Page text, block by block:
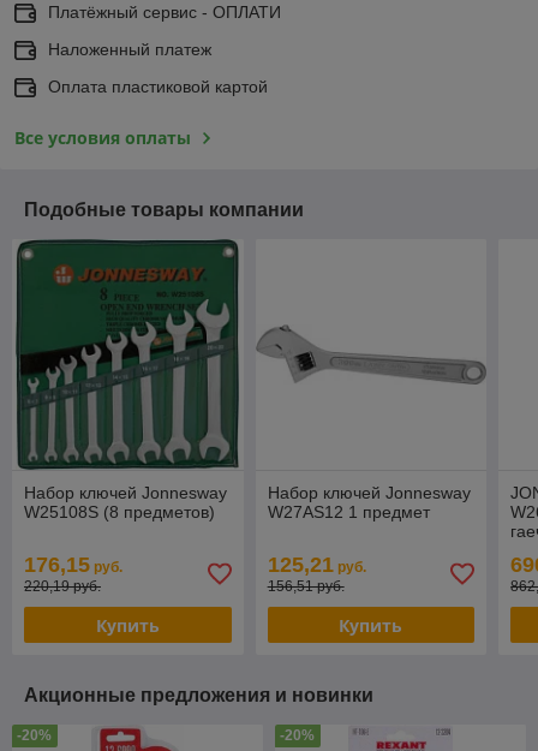
Платёжный сервис - ОПЛАТИ
Наложенный платеж
Оплата пластиковой картой
Все условия оплаты
Подобные товары компании
Набор ключей Jonnesway
W25108S (8 предметов)
176,15 руб.
220,19 руб.
Купить
Набор ключей Jonnesway
W27AS12 1 предмет
125,21руб.
156,51 руб.
Купить
-1-
Акционные предложения и новинки
-20% -20%